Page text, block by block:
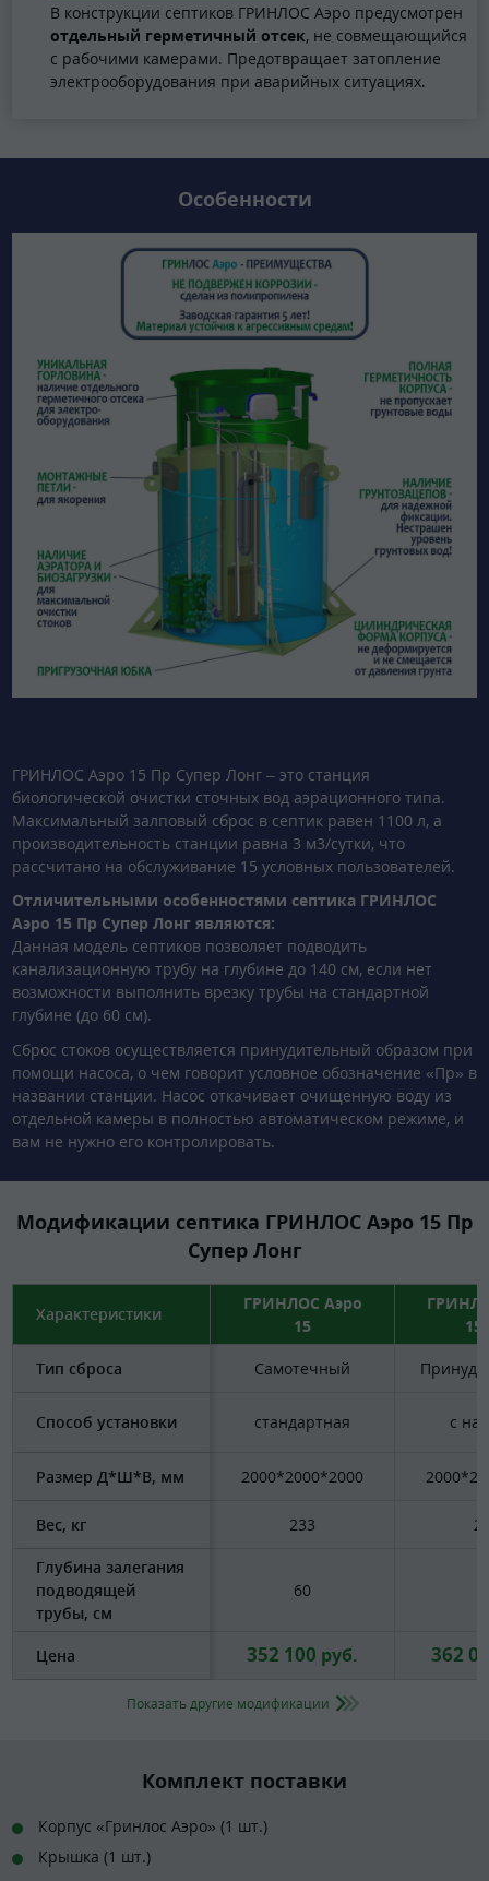
В конструкции септиков ГРИНЛОС Аэро предусмотрен
отдельный герметичный отсек, не совмещающийся
с рабочими камерами. Предотвращает затопление
электрооборудования при аварийных ситуациях.
Особенности
ГРИНЛОС Аэро 15 Пр Супер Лонг – это станция
биологической очистки сточных вод аэрационного типа.
Максимальный залповый сброс в септик равен 1100 л, а
производительность станции равна 3 м3/сутки, что
рассчитано на обслуживание 15 условных пользователей.
Отличительными особенностями септика ГРИНЛОС
Аэро 15 Пр Супер Лонг являются:
Данная модель септиков позволяет подводить
канализационную трубу на глубине до 140 см, если нет
возможности выполнить врезку трубы на стандартной
глубине (до 60 см).
Сброс стоков осуществляется принудительный образом при
помощи насоса, о чем говорит условное обозначение «Пр» в
названии станции. Насос откачивает очищенную воду из
отдельной камеры в полностью автоматическом режиме, и
вам не нужно его контролировать.
Модификации септика ГРИНЛОС Аэро 15 Пр
Супер Лонг
Характеристики
ГРИНЛОС Аэро
15
15
Тип сброса Самотечный
Способ установки стандартная с
Размер Д*Ш*В, мм 2000*2000*2000
Вес, кг 233
Глубина залегания
подводящей
трубы, см
60
Цена 352 100 руб. 362
Показать другие модификации
Комплект поставки
Корпус «Гринлос Аэро» (1 шт.)
Крышка (1 шт.)